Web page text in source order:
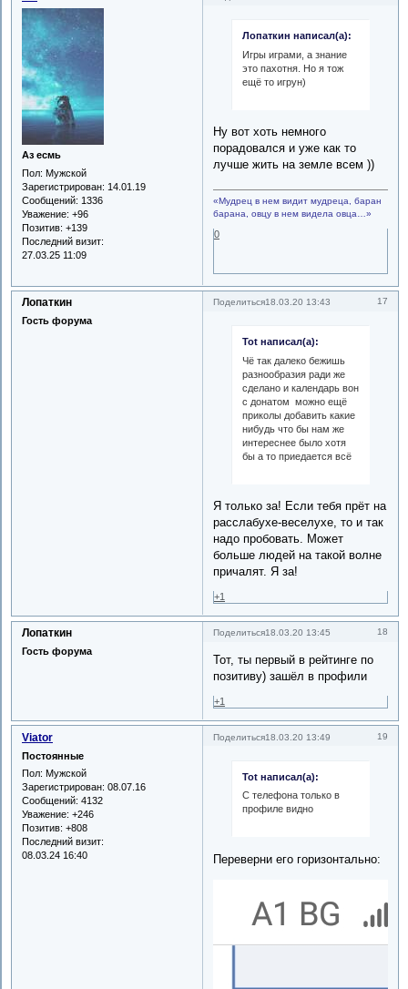
Аз есмь
Пол: Мужской
Зарегистрирован: 14.01.19
Сообщений: 1336
Уважение: +96
Позитив: +139
Последний визит:
27.03.25 11:09
Лопаткин написал(а):
Игры играми, а знание
это пахотня. Но я тож
ещё то игрун)
Ну вот хоть немного
порадовался и уже как то
лучше жить на земле всем ))
«Мудрец в нем видит мудреца, баран
барана, овцу в нем видела овца…»
0
Поделиться 17
18.03.20 13:43
Лопаткин
Гость форума
Tot написал(а):
Чё так далеко бежишь
разнообразия ради же
сделано и календарь вон
с донатом можно ещё
приколы добавить какие
нибудь что бы нам же
интереснее было хотя
бы а то приедается всё
Я только за! Если тебя прёт на
расслабухе-веселухе, то и так
надо пробовать. Может
больше людей на такой волне
причалят. Я за!
+1
Поделиться 18
18.03.20 13:45
Лопаткин
Гость форума
Тот, ты первый в рейтинге по
позитиву) зашёл в профили
+1
Поделиться 19
18.03.20 13:49
Viator
Постоянные
Пол: Мужской
Зарегистрирован: 08.07.16
Сообщений: 4132
Уважение: +246
Позитив: +808
Последний визит:
08.03.24 16:40
Tot написал(а):
С телефона только в
профиле видно
Переверни его горизонтально: